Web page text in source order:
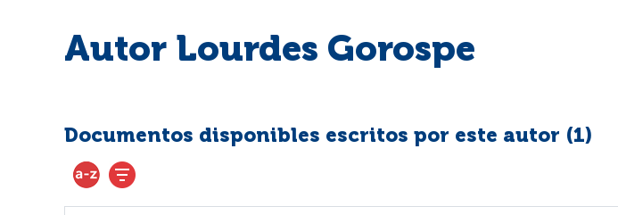
Autor Lourdes Gorospe
Documentos disponibles escritos por este autor (1)